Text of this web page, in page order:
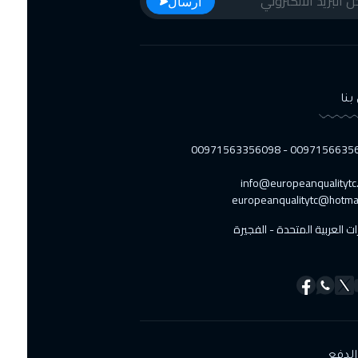
جنيف
ميونخ
00971566356223 -
العربية المتحدة - الفجيرة